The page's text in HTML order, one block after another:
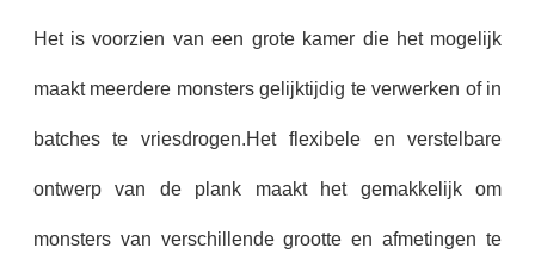
Het is voorzien van een grote kamer die het mogelijk
maakt meerdere monsters gelijktijdig te verwerken of in
batches te vriesdrogen.Het flexibele en verstelbare
ontwerp van de plank maakt het gemakkelijk om
monsters van verschillende grootte en afmetingen te